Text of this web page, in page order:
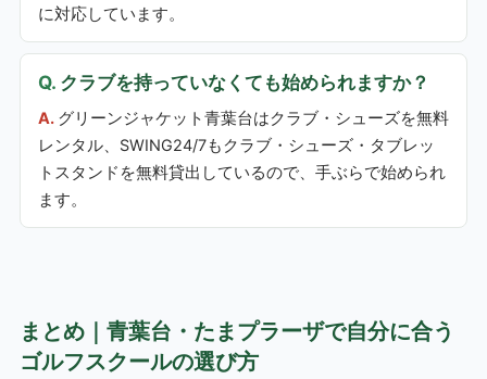
に対応しています。
クラブを持っていなくても始められますか？
グリーンジャケット青葉台はクラブ・シューズを無料
レンタル、SWING24/7もクラブ・シューズ・タブレッ
トスタンドを無料貸出しているので、手ぶらで始められ
ます。
まとめ｜青葉台・たまプラーザで自分に合う
ゴルフスクールの選び方